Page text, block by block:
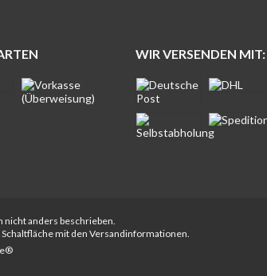
WIR VERSENDEN MIT:
nicht anders beschrieben.
mit den Versandinformationen.